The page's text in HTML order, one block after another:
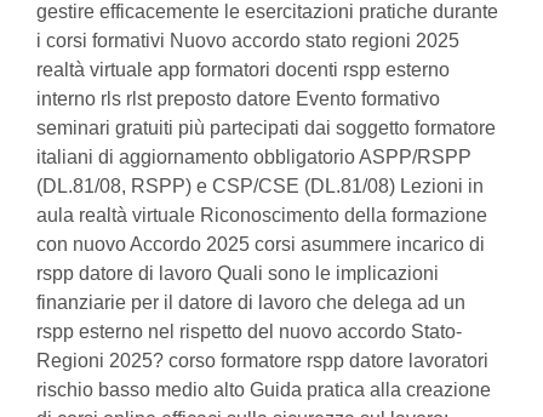
gestire efficacemente le esercitazioni pratiche durante
i corsi formativi Nuovo accordo stato regioni 2025
realtà virtuale app formatori docenti rspp esterno
interno rls rlst preposto datore Evento formativo
seminari gratuiti più partecipati dai soggetto formatore
italiani di aggiornamento obbligatorio ASPP/RSPP
(DL.81/08, RSPP) e CSP/CSE (DL.81/08) Lezioni in
aula realtà virtuale Riconoscimento della formazione
con nuovo Accordo 2025 corsi asummere incarico di
rspp datore di lavoro Quali sono le implicazioni
finanziarie per il datore di lavoro che delega ad un
rspp esterno nel rispetto del nuovo accordo Stato-
Regioni 2025? corso formatore rspp datore lavoratori
rischio basso medio alto Guida pratica alla creazione